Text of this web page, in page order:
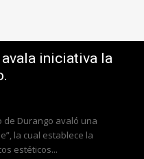
iniciativa la
de Durango avaló una
la cual establece la
estéticos...